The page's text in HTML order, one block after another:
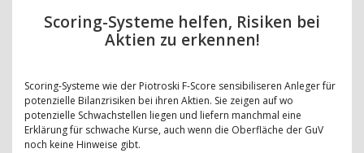
Scoring-Systeme helfen, Risiken bei
Aktien zu erkennen!
Scoring-Systeme wie der Piotroski F-Score sensibiliseren Anleger für
potenzielle Bilanzrisiken bei ihren Aktien. Sie zeigen auf wo
potenzielle Schwachstellen liegen und liefern manchmal eine
Erklärung für schwache Kurse, auch wenn die Oberfläche der GuV
noch keine Hinweise gibt.